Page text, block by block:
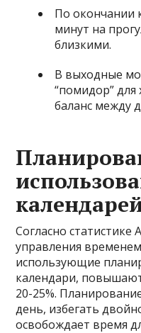
По окончании
минут на
близкими.
В выходные
“помидор”
баланс между
Согласно
управления
использующие
календари,
20-25%.
день, избегать
освобождает время